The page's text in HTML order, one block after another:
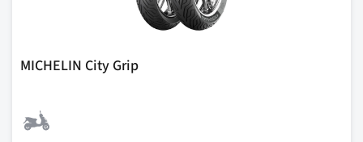
MICHELIN City Grip